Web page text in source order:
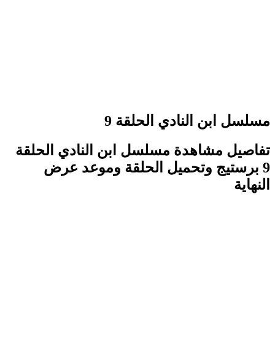
مسلسل ابن النادي الحلقة 9
تفاصيل مشاهدة مسلسل ابن النادي الحلقة
9 برستيج وتحميل الحلقة وموعد عرض
النهاية